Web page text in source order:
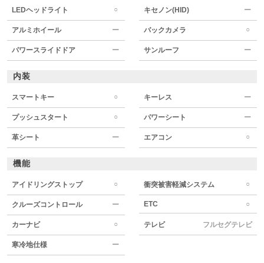
LEDヘッドライト ○ キセノン(HID) ー
アルミホイール ー バックカメラ ○
パワースライドドア ー サンルーフ ー
内装
スマートキー ○ キーレス ー
プッシュスタート ○ パワーシート ー
革シート ー エアコン ○
機能
アイドリングストップ ○ 衝突被害軽減システム ○
クルーズコントロール ー ETC ○
カーナビ ○ テレビ フルセグテレビ
寒冷地仕様 ー